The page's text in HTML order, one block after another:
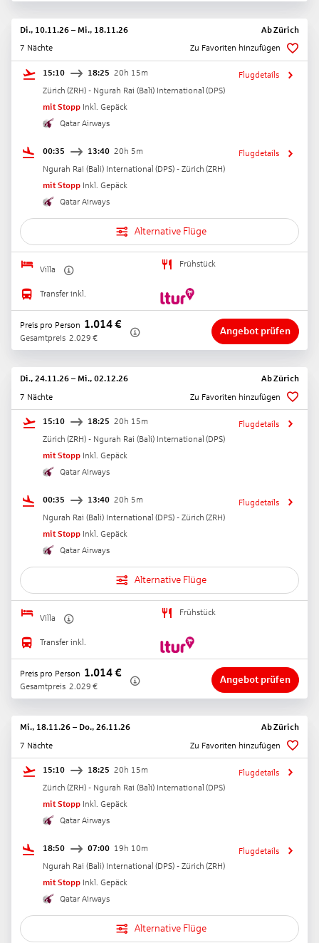
Di., 10.11.26 – Mi., 18.11.26 AbZürich
7 Nächte
Zu Favoriten hinzufügen
15:10 18:25 20h 15m
Zürich (ZRH) - Ngurah Rai (Bali) International (DPS)
mit Stopp Inkl. Gepäck
Qatar Airways
Flugdetails
00:35 13:40 20h 5m
Ngurah Rai (Bali) International (DPS) - Zürich (ZRH)
mit Stopp Inkl. Gepäck
Qatar Airways
Flugdetails
Alternative Flüge
Villa
Frühstück
Transfer inkl.
Preis pro Person 1.014€
Gesamtpreis 2.029 €
Angebot prüfen
Di., 24.11.26 – Mi., 02.12.26 AbZürich
7 Nächte
Zu Favoriten hinzufügen
15:10 18:25 20h 15m
Zürich (ZRH) - Ngurah Rai (Bali) International (DPS)
mit Stopp Inkl. Gepäck
Qatar Airways
Flugdetails
00:35 13:40 20h 5m
Ngurah Rai (Bali) International (DPS) - Zürich (ZRH)
mit Stopp Inkl. Gepäck
Qatar Airways
Flugdetails
Alternative Flüge
Villa
Frühstück
Transfer inkl.
Preis pro Person 1.014€
Gesamtpreis 2.029 €
Angebot prüfen
Mi., 18.11.26 – Do., 26.11.26 AbZürich
7 Nächte
Zu Favoriten hinzufügen
15:10 18:25 20h 15m
Zürich (ZRH) - Ngurah Rai (Bali) International (DPS)
mit Stopp Inkl. Gepäck
Qatar Airways
Flugdetails
18:50 07:00 19h 10m
Ngurah Rai (Bali) International (DPS) - Zürich (ZRH)
mit Stopp Inkl. Gepäck
Qatar Airways
Flugdetails
Alternative Flüge